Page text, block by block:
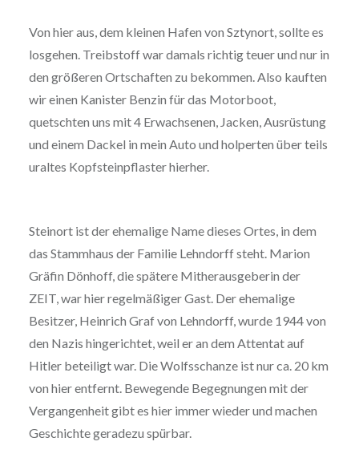
Von hier aus, dem kleinen Hafen von Sztynort, sollte es
losgehen. Treibstoff war damals richtig teuer und nur in
den größeren Ortschaften zu bekommen. Also kauften
wir einen Kanister Benzin für das Motorboot,
quetschten uns mit 4 Erwachsenen, Jacken, Ausrüstung
und einem Dackel in mein Auto und holperten über teils
uraltes Kopfsteinpflaster hierher.
Steinort ist der ehemalige Name dieses Ortes, in dem
das Stammhaus der Familie Lehndorff steht. Marion
Gräfin Dönhoff, die spätere Mitherausgeberin der
ZEIT, war hier regelmäßiger Gast. Der ehemalige
Besitzer, Heinrich Graf von Lehndorff, wurde 1944 von
den Nazis hingerichtet, weil er an dem Attentat auf
Hitler beteiligt war. Die Wolfsschanze ist nur ca. 20 km
von hier entfernt. Bewegende Begegnungen mit der
Vergangenheit gibt es hier immer wieder und machen
Geschichte geradezu spürbar.